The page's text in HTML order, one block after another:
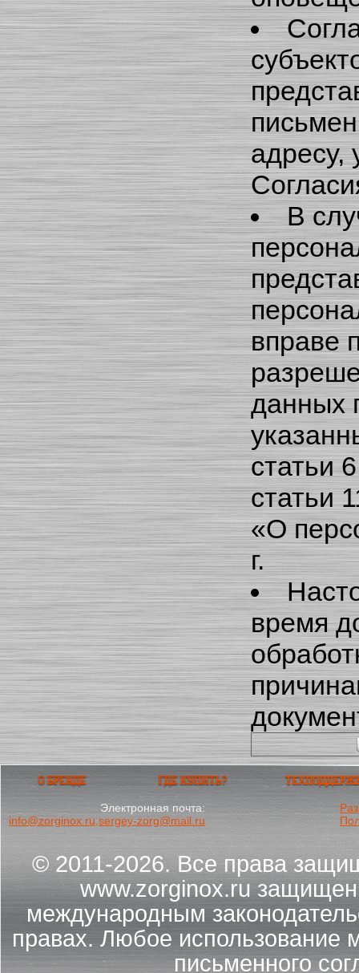
адресу,
В
вправе
данных
статьи
статьи
«О
г.
время
Электронная почта:
info@zorginox.ru,sergey-zorg@mail.ru
© 2011-2026. Все права
www.zorginox.ru
международным
правах. Любое использование
письменного